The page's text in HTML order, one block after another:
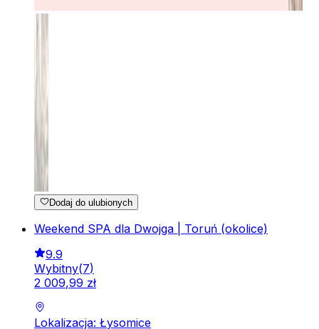
Dodaj do ulubionych
Weekend SPA dla Dwojga | Toruń (okolice)
9.9
Wybitny(7)
2 009,99 zł
Lokalizacja: Łysomice